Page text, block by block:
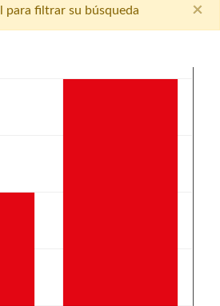
×
filtrar su búsqueda